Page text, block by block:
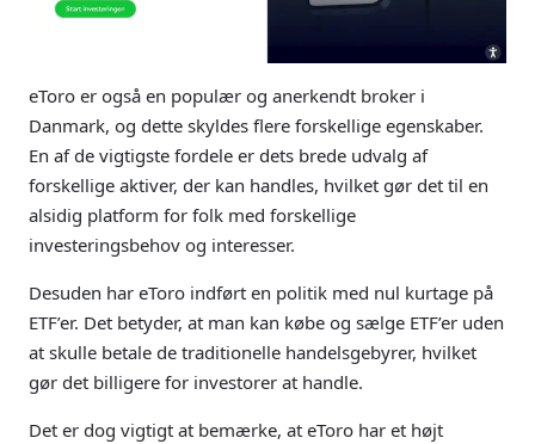
eToro er også en populær og anerkendt broker i
Danmark, og dette skyldes flere forskellige egenskaber.
En af de vigtigste fordele er dets brede udvalg af
forskellige aktiver, der kan handles, hvilket gør det til en
alsidig platform for folk med forskellige
investeringsbehov og interesser.
Desuden har eToro indført en politik med nul kurtage på
ETF’er. Det betyder, at man kan købe og sælge ETF’er uden
at skulle betale de traditionelle handelsgebyrer, hvilket
gør det billigere for investorer at handle.
Det er dog vigtigt at bemærke, at eToro har et højt